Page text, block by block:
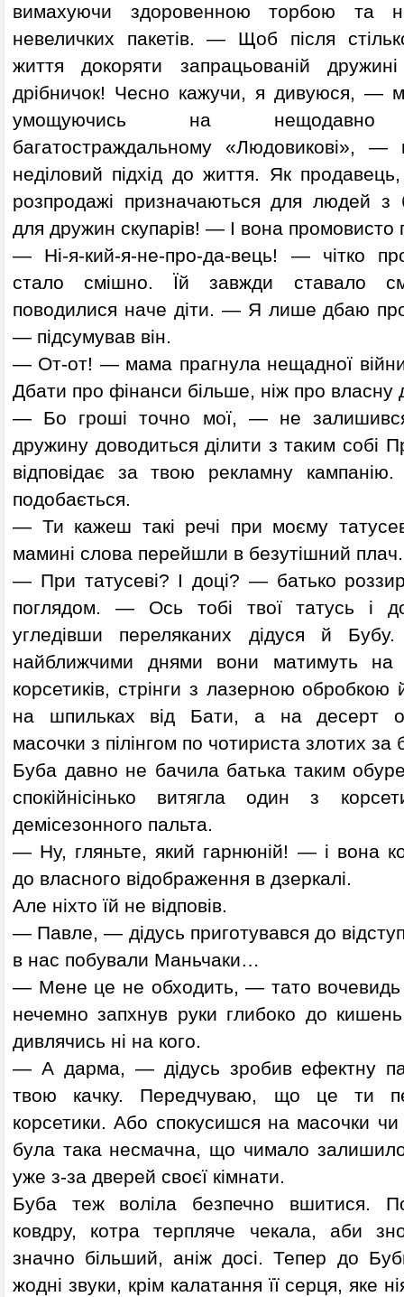
вимахуючи здоровенною торбою та
невеличких пакетів. — Щоб після
життя докоряти запрацьованій
дрібничок! Чесно кажучи, я дивуюся, —
умощуючись на нещодавно
багатостраждальному «Людовикові»,
неділовий підхід до життя. Як
розпродажі призначаються для людей
для дружин скупарів! — І вона промовисто
— Ні-я-кий-я-не-про-да-вець! — чітко
стало смішно. Їй завжди ставало
поводилися наче діти. — Я лише дбаю
— підсумував він.
— От-от! — мама прагнула нещадної
Дбати про фінанси більше, ніж про власну
— Бо гроші точно мої, — не
дружину доводиться ділити з таким собі
відповідає за твою рекламну
подобається.
— Ти кажеш такі речі при моєму
мамині слова перейшли в безутішний плач.
— При татусеві? І доці? — батько
поглядом. — Ось тобі твої татусь і
угледівши переляканих дідуся й
найближчими днями вони матимуть на
корсетиків, стрінги з лазерною
на шпильках від Бати, а на десерт
масочки з пілінгом по чотириста злотих за
Буба давно не бачила батька таким
спокійнісінько витягла один з
демісезонного пальта.
— Ну, гляньте, який гарнюній! — і вона
до власного відображення в дзеркалі.
Але ніхто їй не відповів.
— Павле, — дідусь приготувався до
в нас побували Маньчаки…
— Мене це не обходить, — тато вочевидь
нечемно запхнув руки глибоко до
дивлячись ні на кого.
— А дарма, — дідусь зробив ефектну
твою качку. Передчуваю, що це ти
корсетики. Або спокусишся на масочки
була така несмачна, що чимало
уже з-за дверей своєї кімнати.
Буба теж воліла безпечно вшитися.
ковдру, котра терпляче чекала, аби
значно більший, аніж досі. Тепер до
жодні звуки, крім калатання її серця, яке